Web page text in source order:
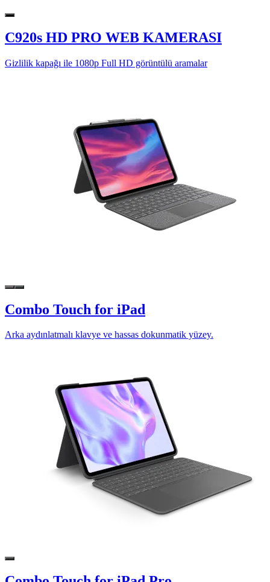
C920s HD PRO WEB KAMERASI
Gizlilik kapağı ile 1080p Full HD görüntülü aramalar
Combo Touch for iPad
Arka aydınlatmalı klavye ve hassas dokunmatik yüzey.